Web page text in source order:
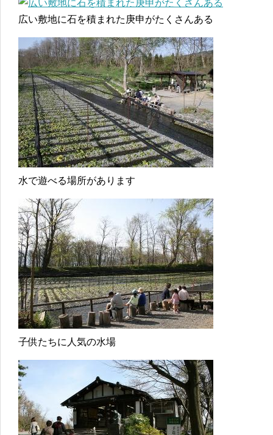
広い敷地に石を積まれた庚申がたくさんある
水で遊べる場所があります
子供たちに人気の水場